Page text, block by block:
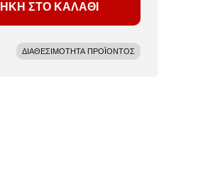
ΣΤΟ ΚΑΛΑΘΙ
ΔΙΑΘΕΣΙΜΟΤΗΤΑ ΠΡΟΪΟΝΤΟΣ